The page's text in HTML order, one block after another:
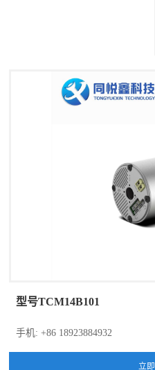
型号TCM14B101
手机: +86 18923884932